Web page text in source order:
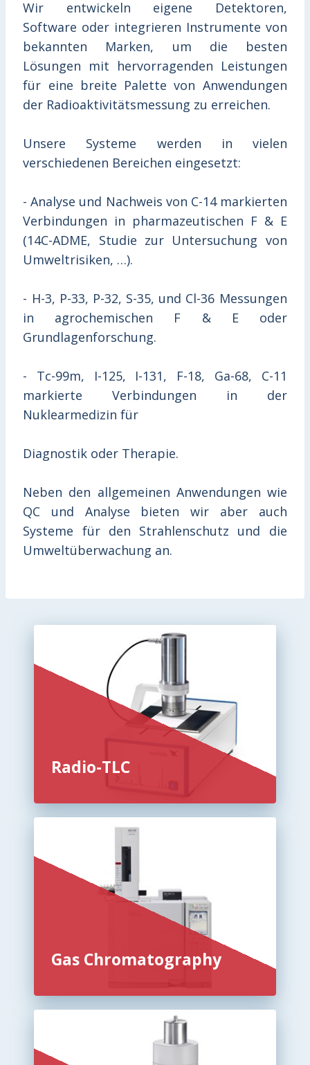
Wir entwickeln eigene Detektoren,
Software oder integrieren Instrumente von
bekannten Marken, um die besten
Lösungen mit hervorragenden Leistungen
für eine breite Palette von Anwendungen
der Radioaktivitätsmessung zu erreichen.
Unsere Systeme werden in vielen
verschiedenen Bereichen eingesetzt:
- Analyse und Nachweis von C-14 markierten
Verbindungen in pharmazeutischen F & E
(14C-ADME, Studie zur Untersuchung von
Umweltrisiken, …).
- H-3, P-33, P-32, S-35, und Cl-36 Messungen
in agrochemischen F & E oder
Grundlagenforschung.
- Tc-99m, I-125, I-131, F-18, Ga-68, C-11
markierte Verbindungen in der
Nuklearmedizin für
Diagnostik oder Therapie.
Neben den allgemeinen Anwendungen wie
QC und Analyse bieten wir aber auch
Systeme für den Strahlenschutz und die
Umweltüberwachung an.
Radio-TLC
Gas Chromatography